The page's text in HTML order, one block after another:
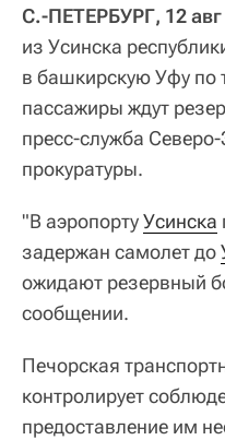
С.-ПЕТЕРБУРГ, 12
из Усинска
в башкирскую Уфу по
пассажиры ждут
пресс-служба
прокуратуры.
"В аэропортуУсинска
задержан самолет до
ожидают резервный
сообщении.
Печорская
контролирует
предоставление им